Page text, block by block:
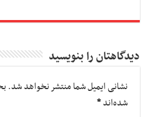
دیدگاهتان را بنویسید
نشانی ایمیل شما منتشر نخواهد شد.
شده‌اند*